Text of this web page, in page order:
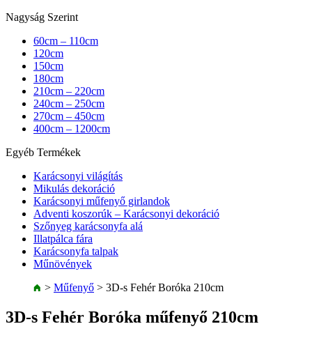
Nagyság Szerint
60cm – 110cm
120cm
150cm
180cm
210cm – 220cm
240cm – 250cm
270cm – 450cm
400cm – 1200cm
Egyéb Termékek
Karácsonyi világítás
Mikulás dekoráció
Karácsonyi műfenyő girlandok
Adventi koszorúk – Karácsonyi dekoráció
Szőnyeg karácsonyfa alá
Illatpálca fára
Karácsonyfa talpak
Műnövények
> Műfenyő > 3D-s Fehér Boróka 210cm
3D-s Fehér Boróka műfenyő 210cm